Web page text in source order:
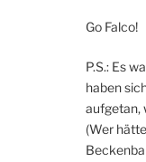
Go Falco!
P.S.: Es
haben
aufgetan,
(Wer